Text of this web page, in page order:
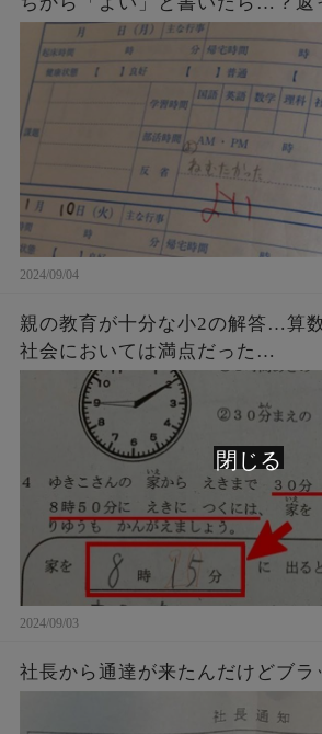
衝撃的すぎる
2024/09/04
親の教育が十分な小2の解答…算
社会においては満点だった…
2024/09/03
社長から通達が来たんだけどブラ
閉じる